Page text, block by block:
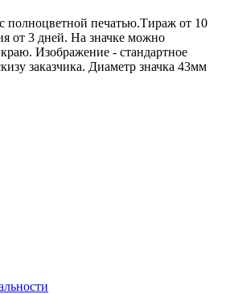
полноцветной печатью.Тираж от 10
от 3 дней. На значке можно
Изображение - стандартное
заказчика. Диаметр значка 43мм